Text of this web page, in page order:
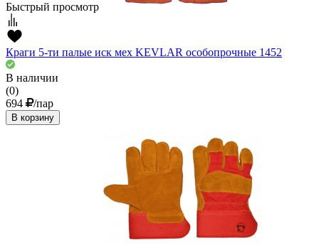
Быстрый просмотр
Краги 5-ти палые иск мех KEVLAR особопрочные 1452
В наличии
(0)
694
/пар
В корзину